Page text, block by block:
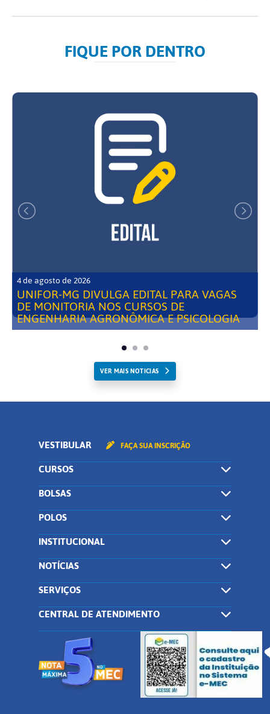
FIQUE POR DENTRO
4 de agosto de 2026
UNIFOR-MG DIVULGA EDITAL PARA VAGAS
DE MONITORIA NOS CURSOS DE
ENGENHARIA AGRONÔMICA E PSICOLOGIA
VER MAIS NOTICIAS
VESTIBULAR FAÇA SUA INSCRIÇÃO
CURSOS
BOLSAS
POLOS
INSTITUCIONAL
NOTÍCIAS
SERVIÇOS
CENTRAL DE ATENDIMENTO